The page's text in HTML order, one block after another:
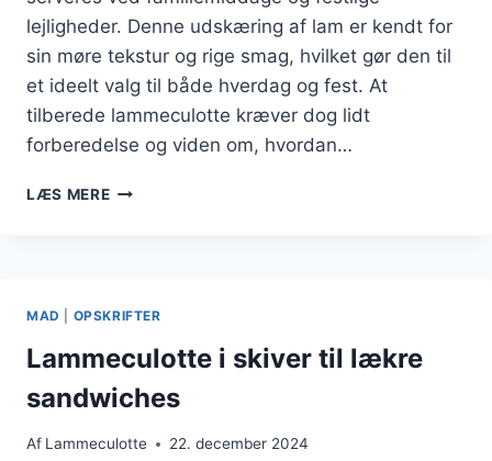
lejligheder. Denne udskæring af lam er kendt for
sin møre tekstur og rige smag, hvilket gør den til
et ideelt valg til både hverdag og fest. At
tilberede lammeculotte kræver dog lidt
forberedelse og viden om, hvordan…
LÆS MERELAMMECULOTTE
MAD OPSKRIFTER
Lammeculotte i skiver til lækre
sandwiches
Af Lammeculotte 22. december 2024